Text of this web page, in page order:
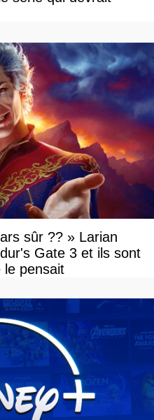
sûr ?? » Larian
Gate 3 et ils sont
le pensait